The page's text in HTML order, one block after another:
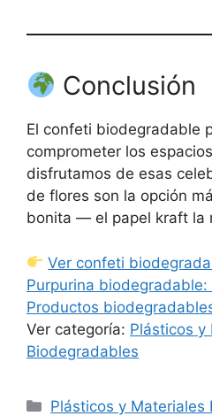
Conclusión
El confeti biodegradable
comprometer los
disfrutamos de esas
de flores son la opción
bonita — el papel kraft la
Ver confeti
Purpurina
Productos
Ver categoría: Plásticos y
Biodegradables
Categorías
Plásticos y Materiales